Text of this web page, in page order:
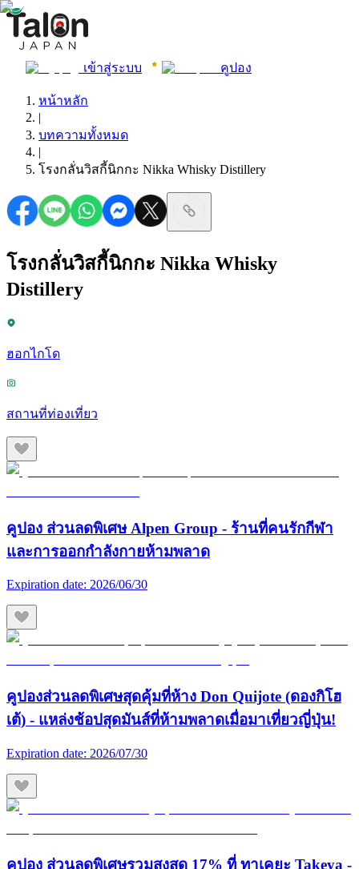
เข้าสู่ระบบ คูปอง
หน้าหลัก
|
บทความทั้งหมด
|
โรงกลั่นวิสกี้นิกกะ Nikka Whisky Distillery
โรงกลั่นวิสกี้นิกกะ Nikka Whisky
Distillery
ฮอกไกโด
สถานที่ท่องเที่ยว
คูปอง ส่วนลดพิเศษ Alpen Group - ร้านที่คนรักกีฬา
และการออกกำลังกายห้ามพลาด
Expiration date: 2026/06/30
คูปองส่วนลดพิเศษสุดคุ้มที่ห้าง Don Quijote (ดองกิโฮ
เต้) - แหล่งช้อปสุดมันส์ที่ห้ามพลาดเมื่อมาเที่ยวญี่ปุ่น!
Expiration date: 2026/07/30
คูปอง ส่วนลดพิเศษรวมสูงสุด 17% ที่ ทาเคยะ Takeya -